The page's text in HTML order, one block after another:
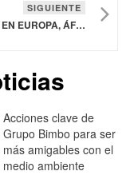
SIGUIENTE
CAPTAIN MORGAN MUCK PIT SE LANZARÁ EN EUROPA, ÁFRICA Y ASIA
Acciones clave de
Grupo Bimbo para ser
más amigables con el
medio ambiente